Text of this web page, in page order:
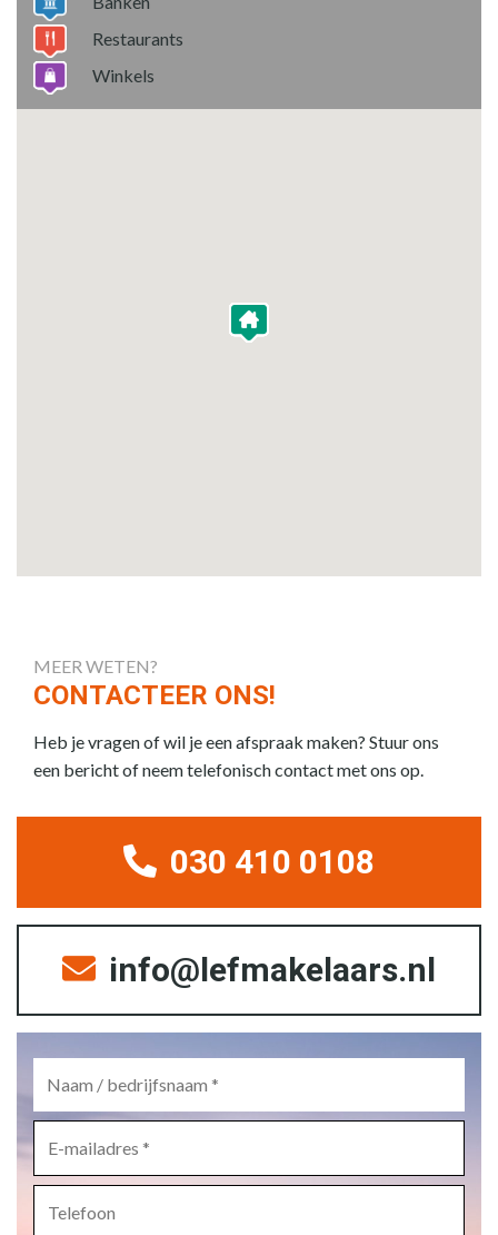
Restaurants
Winkels
MEER WETEN?
CONTACTEER ONS!
Heb je vragen of wil je een afspraak maken? Stuur ons
een bericht of neem telefonisch contact met ons op.
030 410 0108
info@lefmakelaars.nl
mailadres *